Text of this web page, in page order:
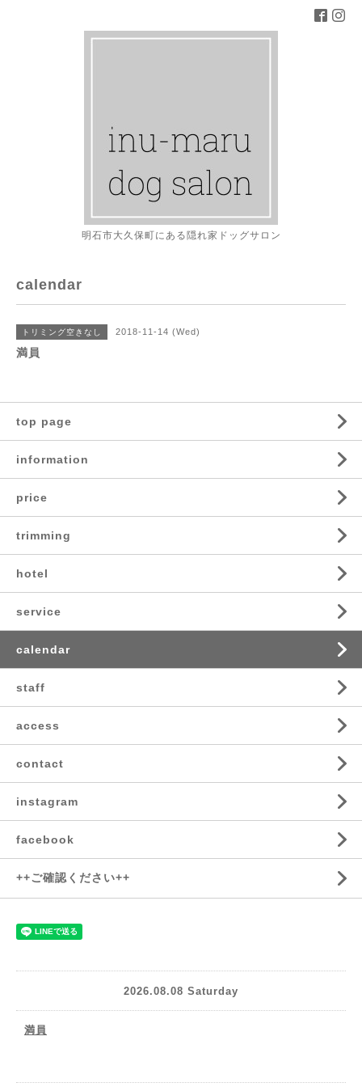
明石市大久保町にある隠れ家ドッグサロン
calendar
トリミング空きなし 2018-11-14 (Wed)
満員
top page
information
price
trimming
hotel
service
calendar
staff
access
contact
instagram
facebook
++ご確認ください++
2026.08.08 Saturday
満員